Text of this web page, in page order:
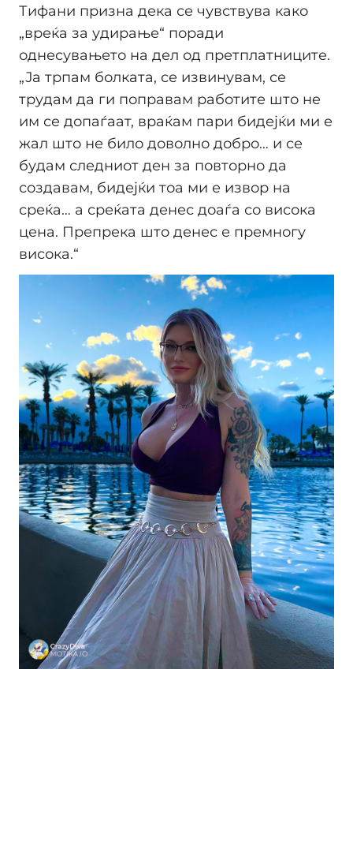
Тифани призна дека се чувствува како
„вреќа за удирање“ поради
однесувањето на дел од претплатниците.
„Ја трпам болката, се извинувам, се
трудам да ги поправам работите што не
им се допаѓаат, враќам пари бидејќи ми е
жал што не било доволно добро… и се
будам следниот ден за повторно да
создавам, бидејќи тоа ми е извор на
среќа… а среќата денес доаѓа со висока
цена. Препрека што денес е премногу
висока.“